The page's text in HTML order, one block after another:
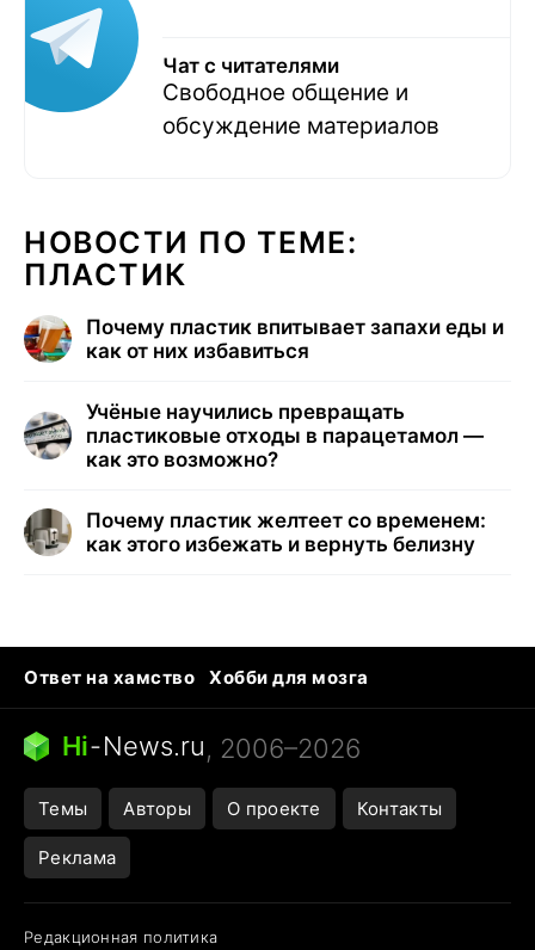
Чат с читателями
Свободное общение и
обсуждение материалов
НОВОСТИ ПО ТЕМЕ:
ПЛАСТИК
Почему пластик впитывает запахи еды и
как от них избавиться
Учёные научились превращать
пластиковые отходы в парацетамол —
как это возможно?
Почему пластик желтеет со временем:
как этого избежать и вернуть белизну
Ответ на хамство
Хобби для мозга
Бензин 100 и 95
Тунцы в океанариуме
Следующая пандемия
Hi-News.ru, 2006–2026
Темы Авторы О проекте Контакты
Реклама
Редакционная политика